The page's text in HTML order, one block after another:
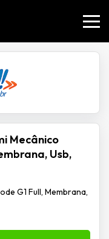
Mecânico
Usb,
G1 Full, Membrana,